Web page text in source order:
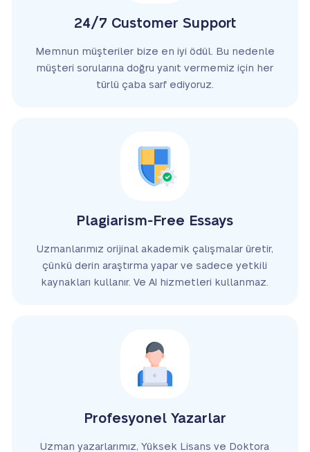
24/7 Customer Support
Memnun müşteriler bize en iyi ödül. Bu nedenle
müşteri sorularına doğru yanıt vermemiz için her
türlü çaba sarf ediyoruz.
Plagiarism-Free Essays
Uzmanlarımız orijinal akademik çalışmalar üretir,
çünkü derin araştırma yapar ve sadece yetkili
kaynakları kullanır. Ve AI hizmetleri kullanmaz.
Profesyonel Yazarlar
Uzman yazarlarımız, Yüksek Lisans ve Doktora